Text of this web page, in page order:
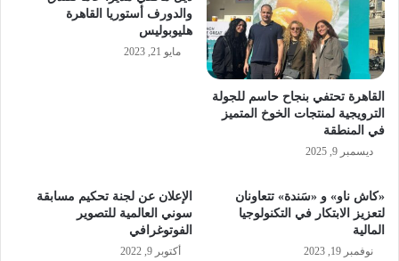
القاهرة تحتفي بنجاح حاسم للجولة
الترويجية لمنتجات الخوخ المتميز
في المنطقة
ديسمبر 9, 2025
والدورف أستوريا القاهرة
هليوبوليس
مايو 21, 2023
«كاش ناو» و «سَندة» تتعاونان
لتعزيز الابتكار في التكنولوجيا
المالية
نوفمبر 19, 2023
الإعلان عن لجنة تحكيم مسابقة
سوني العالمية للتصوير
الفوتوغرافي
أكتوبر 9, 2022